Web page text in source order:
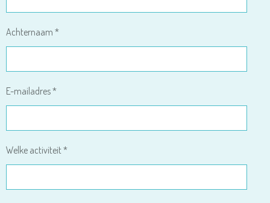
Achternaam *
E-mailadres *
Welke activiteit *